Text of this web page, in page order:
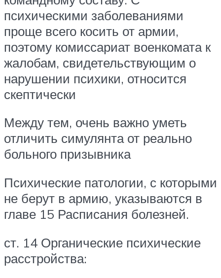
психическими заболеваниями
проще всего косить от армии,
поэтому комиссариат военкомата к
жалобам, свидетельствующим о
нарушении психики, относится
скептически
Между тем, очень важно уметь
отличить симулянта от реально
больного призывника
Психические патологии, с которыми
не берут в армию, указываются в
главе 15 Расписания болезней.
ст. 14 Органические психические
расстройства: